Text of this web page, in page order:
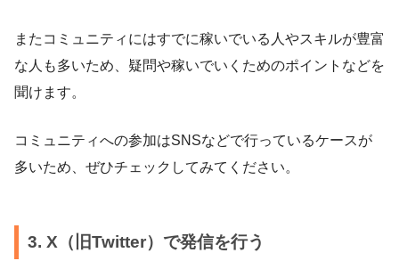
またコミュニティにはすでに稼いでいる人やスキルが豊富
な人も多いため、疑問や稼いでいくためのポイントなどを
聞けます。
コミュニティへの参加はSNSなどで行っているケースが
多いため、ぜひチェックしてみてください。
3. X（旧Twitter）で発信を行う